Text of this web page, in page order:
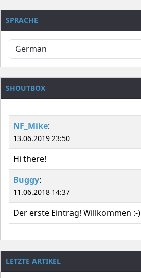
SPRACHE
SHOUTBOX
NF_Mike:
13.06.2019 23:50
Hi there!
Buggy:
11.06.2018 14:37
Der erste Eintrag! Willkommen :-)
LETZTE ARTIKEL